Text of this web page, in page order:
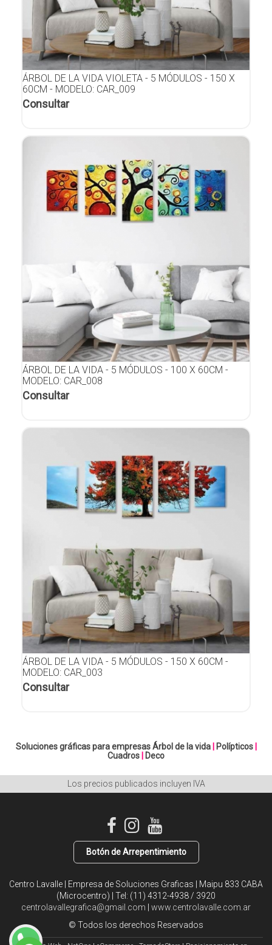
ÁRBOL DE LA VIDA VIOLETA - 5 MÓDULOS - 150 X
60CM - MODELO: CAR_009
Consultar
ÁRBOL DE LA VIDA - 5 MÓDULOS - 100 X 60CM -
MODELO: CAR_008
Consultar
ÁRBOL DE LA VIDA - 5 MÓDULOS - 150 X 60CM -
MODELO: CAR_003
Consultar
Soluciones gráficas para empresas Árbol de la vida| Polípticos|
Cuadros| Deco
Los precios publicados incluyen IVA
Botón de Arrepentimiento
Centro Lavalle | Empresa de Soluciones Graficas | Maipu 833 CABA
(Microcentro) | Tel: (11) 4312-4938 / 3920
centrolavallegrafica@gmail.com | www.centrolavalle.com.ar
© Todos los derechos Reservados